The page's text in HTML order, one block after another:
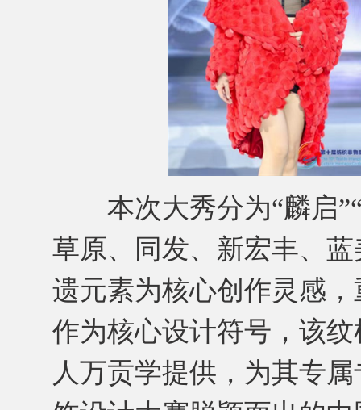
本次大秀分为“麟启”“
草原、同发、新宏丰、
遗元素为核心创作灵感
作为核心设计符号，该
人万贡学提供，为其专